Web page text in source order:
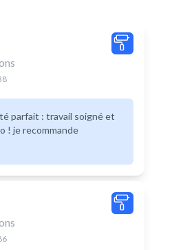
parfait : travail soigné et
! je recommande